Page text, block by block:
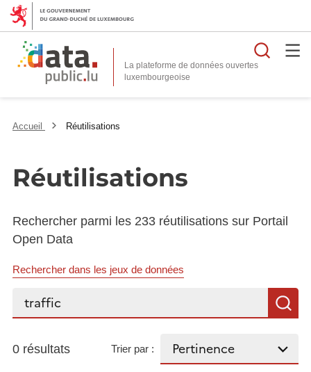
La plateforme de données ouvertes
Accueil Réutilisations
Réutilisations
Rechercher parmi les 233 réutilisations sur Portail
Open Data
Rechercher dans les jeux de données
Rechercher...
0 résultats Trier par :